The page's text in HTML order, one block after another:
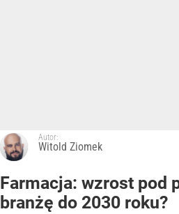
Autor:
Witold Ziomek
Farmacja: wzrost pod
branżę do 2030 roku?